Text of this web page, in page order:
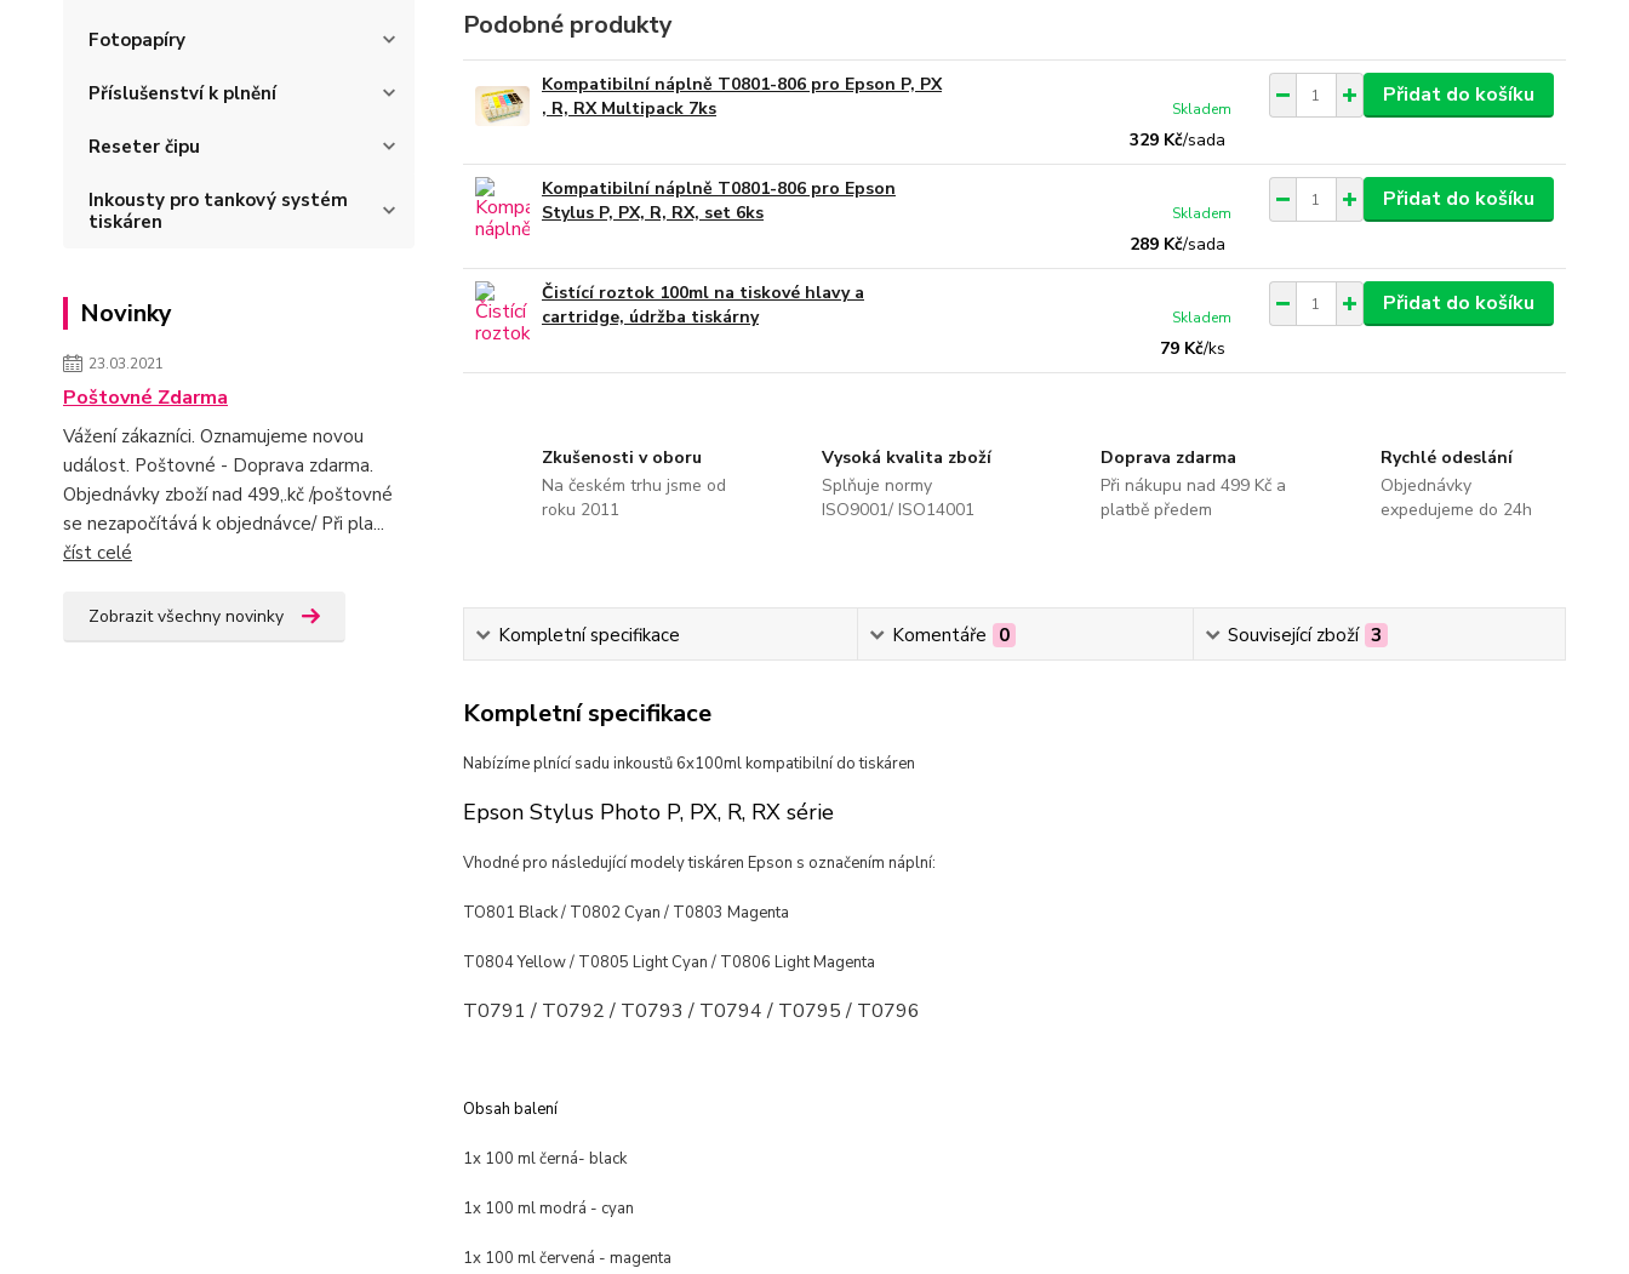
Fotopapíry
Příslušenství k plnění
Reseter čipu
Inkousty pro tankový systém
tiskáren
Novinky
23.03.2021
Poštovné Zdarma
Vážení zákazníci. Oznamujeme novou
událost. Poštovné - Doprava zdarma.
Objednávky zboží nad 499,.kč /poštovné
se nezapočítává k objednávce/ Při pla...
číst celé
Zobrazit všechny novinky
Podobné produkty
Kompatibilní náplně T0801-806 pro Epson P, PX
, R, RX Multipack 7ks
329 Kč/sada
Skladem
Přidat do košíku
Kompatibilní náplně T0801-806 pro Epson
Stylus P, PX, R, RX, set 6ks
289 Kč/sada
Skladem
Přidat do košíku
Čistící roztok 100ml na tiskové hlavy a
cartridge, údržba tiskárny
79 Kč/ks
Skladem
Přidat do košíku
Zkušenosti v oboru
Na českém trhu jsme od
roku 2011
Vysoká kvalita zboží
Splňuje normy
ISO9001/ ISO14001
Doprava zdarma
Při nákupu nad 499 Kč a
platbě předem
Rychlé odeslání
Objednávky
expedujeme do 24h
Kompletní specifikace Komentáře 0 Související zboží 3
Kompletní specifikace
Nabízíme plnící sadu inkoustů 6x100ml kompatibilní do tiskáren
Epson Stylus Photo P, PX, R, RX série
Vhodné pro následující modely tiskáren Epson s označením náplní:
TO801 Black / T0802 Cyan / T0803 Magenta
T0804 Yellow / T0805 Light Cyan / T0806 Light Magenta
T0791 / T0792 / T0793 / T0794 / T0795 / T0796
Obsah balení
1x 100 ml černá- black
1x 100 ml modrá - cyan
1x 100 ml červená - magenta